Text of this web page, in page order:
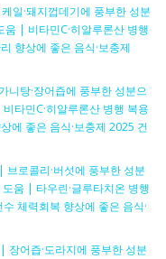
일·돼지껍데기에 풍부한 성분
움 | 비타민C·히알루론산 병행
향상에 좋은 음식·보충제
니탕·장어즙에 풍부한 성분으
타민C·히알루론산 병행 복용
에 좋은 음식·보충제 2025 건
브로콜리·버섯에 풍부한 성분
움 | 타우린·글루타치온 병행
체력회복 향상에 좋은 음식·
장어즙·도라지에 풍부한 성분